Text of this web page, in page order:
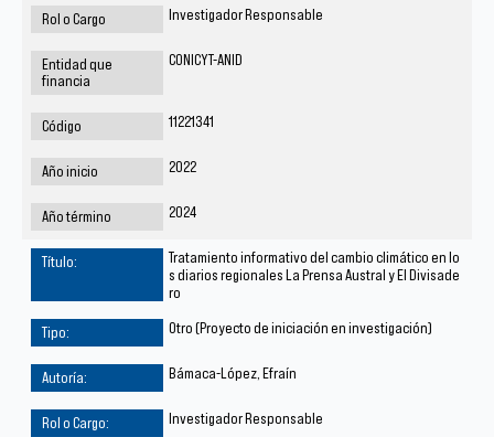
Investigador Responsable
CONICYT-ANID
11221341
2022
2024
Tratamiento informativo del cambio climático en lo
s diarios regionales La Prensa Austral y El Divisade
ro
Otro (Proyecto de iniciación en investigación)
Bámaca-López, Efraín
Investigador Responsable